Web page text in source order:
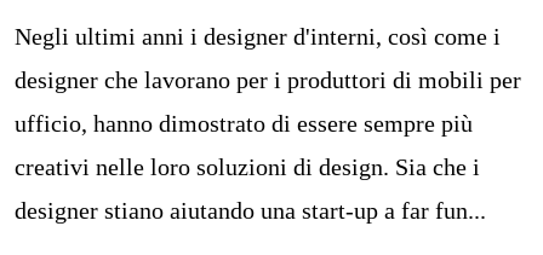
Negli ultimi anni i designer d'interni, così come i
designer che lavorano per i produttori di mobili per
ufficio, hanno dimostrato di essere sempre più
creativi nelle loro soluzioni di design. Sia che i
designer stiano aiutando una start-up a far fun...